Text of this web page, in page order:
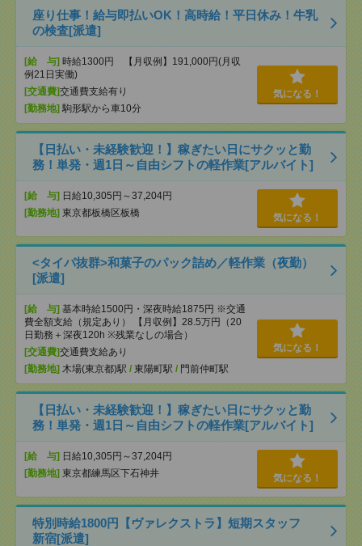
座り仕事！給与即払いOK！高時給！平日休み！牛乳
の検査[派遣]
[給 与] 時給1300円 【月収例】191,000円(月収
例21日実働)
[交通費]交通費支給有り
[勤務地] 駒形駅から車10分
気になる！
【日払い・未経験歓迎！】稼ぎたい日にサクッと勤
務！単発・週1日～自由シフトの軽作業[アルバイト]
[給 与] 日給10,305円～37,204円
[勤務地] 東京都板橋区板橋 気になる！
<タイパ抜群>和菓子のパック詰め／軽作業（夜勤）
[派遣]
[給 与] 基本時給1500円・深夜時給1875円 ※交通
費全額支給（規定あり） 【月収例】28.5万円（20
日勤務＋深夜120h ※残業なしの場合）
[交通費]交通費支給あり
[勤務地] 木場(東京都)駅 / 東陽町駅 / 門前仲町駅
気になる！
【日払い・未経験歓迎！】稼ぎたい日にサクッと勤
務！単発・週1日～自由シフトの軽作業[アルバイト]
[給 与] 日給10,305円～37,204円
[勤務地] 東京都練馬区下石神井 気になる！
特別時給1800円【ヴァレクストラ】短期スタッフ
新宿[派遣]